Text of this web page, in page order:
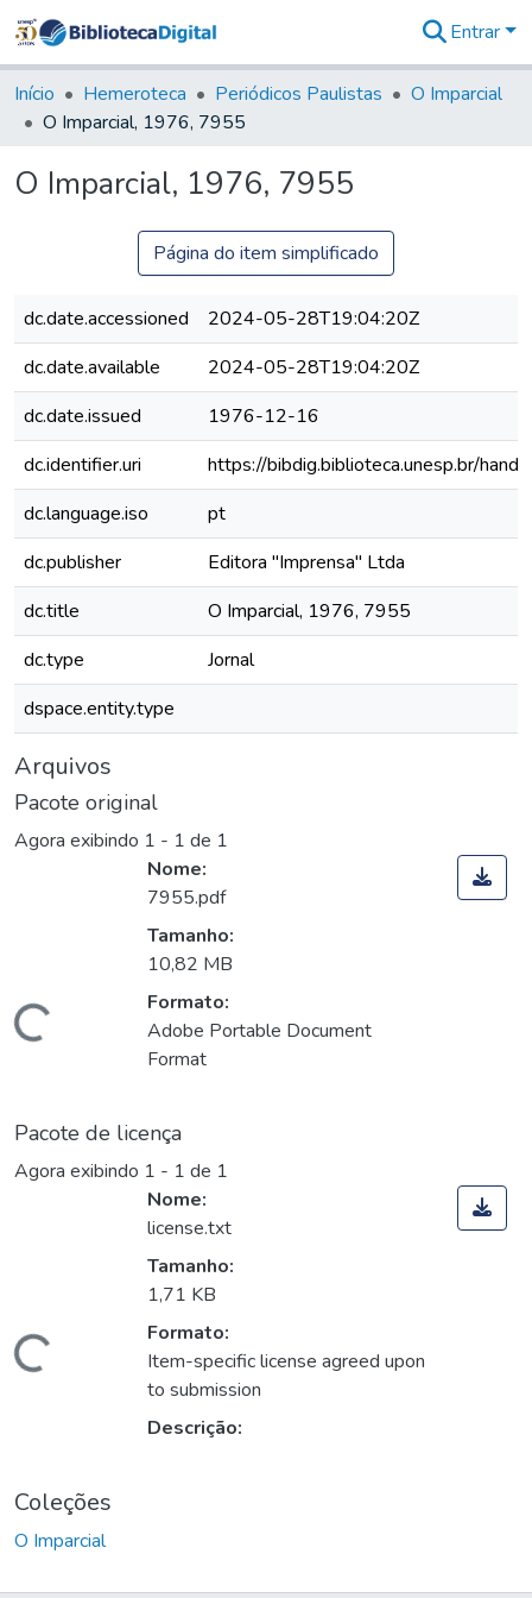
&
Coleções
Tudo na
Digital
Entrar
Início Hemeroteca Periódicos Paulistas
O Imparcial
O Imparcial, 1976, 7955
O Imparcial, 1976, 7955
Página do item simplificado
dc.date.accessioned
2024-05-28T19:04:20Z
dc.date.available
2024-05-28T19:04:20Z
dc.date.issued
1976-12-16
dc.identifier.uri
https://bibdig.biblioteca.unesp.br/
dc.language.iso
pt
dc.publisher
Editora "Imprensa" Ltda
dc.title
O Imparcial, 1976, 7955
dc.type
Jornal
dspace.entity.type
Arquivos
Pacote original
Agora exibindo 1 - 1 de 1
Carregando...
Nome:
7955.pdf
Tamanho:
10,82 MB
Formato:
Adobe Portable Document
Format
Pacote de licença
Agora exibindo 1 - 1 de 1
Carregando...
Nome:
license.txt
Tamanho:
1,71 KB
Formato:
Item-specific license agreed upon
to submission
Descrição:
Coleções
O Imparcial